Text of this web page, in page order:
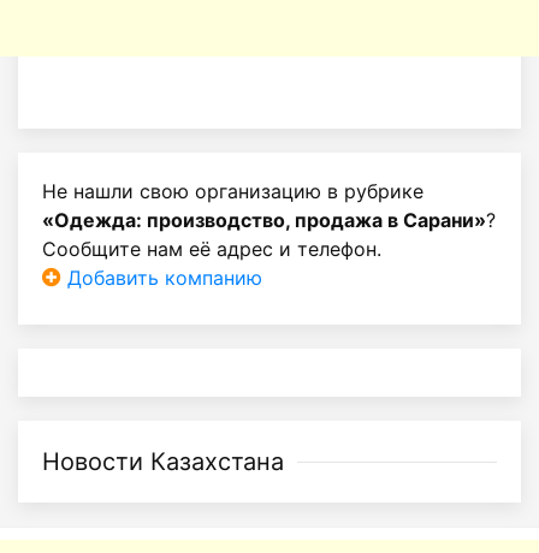
Не нашли свою организацию в рубрике
«Одежда: производство, продажа в Сарани»?
Сообщите нам её адрес и телефон.
Добавить компанию
Новости Казахстана